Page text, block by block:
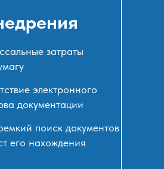
затраты
электронного
документации
поиск документов
его нахождения